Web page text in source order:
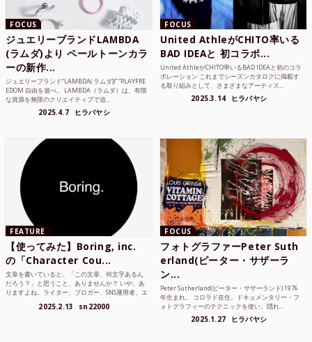
FOCUS
ジュエリーブランドLAMBDA
(ラムダ)より ペールトーンカラ
ーの新作...
ジュエリーブランド“LAMBDA( ラムダ))” “PLAYFRE
EDOM 自由を遊べ。 LAMBDA（ラムダ）は、有限
な資源を無限のクリエイティブで追...
2025.4.7 ヒラバヤシ
FOCUS
United AthleがCHITO率いる
BAD IDEAと 初コラボ...
United AthleがCHITO率いるBAD IDEAと初のコラ
ボレーション これまでシーズンカタログに掲載す
る取り組みとして、さまざまなアーティス...
2025.3.14 ヒラバヤシ
FEATURE
【使ってみた】Boring, inc.
の「Character Cou...
文章を書いていると、「この文章、何文字あるん
だろう？」と思うこと、ありませんか？ いや、あ
りますよね。ライター、ブロガー、SNS運用者、エ
2025.2.13 sn22000
FOCUS
フォトグラファーPeter Suth
erland(ピーター・サザーラ
ン...
Peter Sutherland(ピーター・サザーランド) 1976
年生まれ。 コロラド在住。ドキュメンタリー・フ
ォトグラフィーのテクニックを使い、隠れ...
2025.1.27 ヒラバヤシ